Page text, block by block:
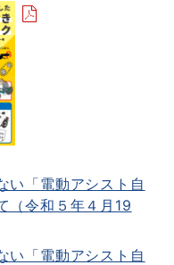
い「電動アシスト自
（令和５年４月19
い「電動アシスト自